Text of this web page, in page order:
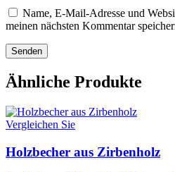
Name, E-Mail-Adresse und
meinen nächsten Kommentar
Ähnliche Produkte
Vergleichen Sie
Holzbecher aus Zirbenholz